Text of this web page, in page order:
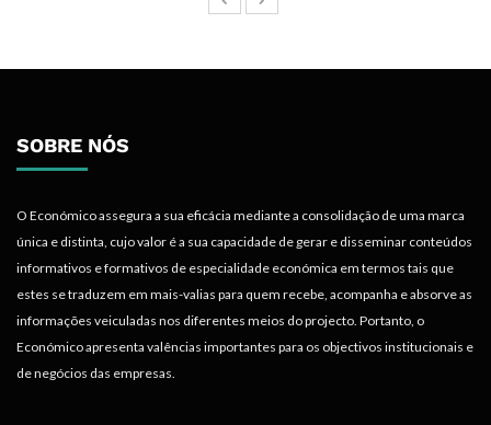
SOBRE NÓS
O Económico assegura a sua eficácia mediante a consolidação de uma marca
única e distinta, cujo valor é a sua capacidade de gerar e disseminar conteúdos
informativos e formativos de especialidade económica em termos tais que
estes se traduzem em mais-valias para quem recebe, acompanha e absorve as
informações veiculadas nos diferentes meios do projecto. Portanto, o
Económico apresenta valências importantes para os objectivos institucionais e
de negócios das empresas.